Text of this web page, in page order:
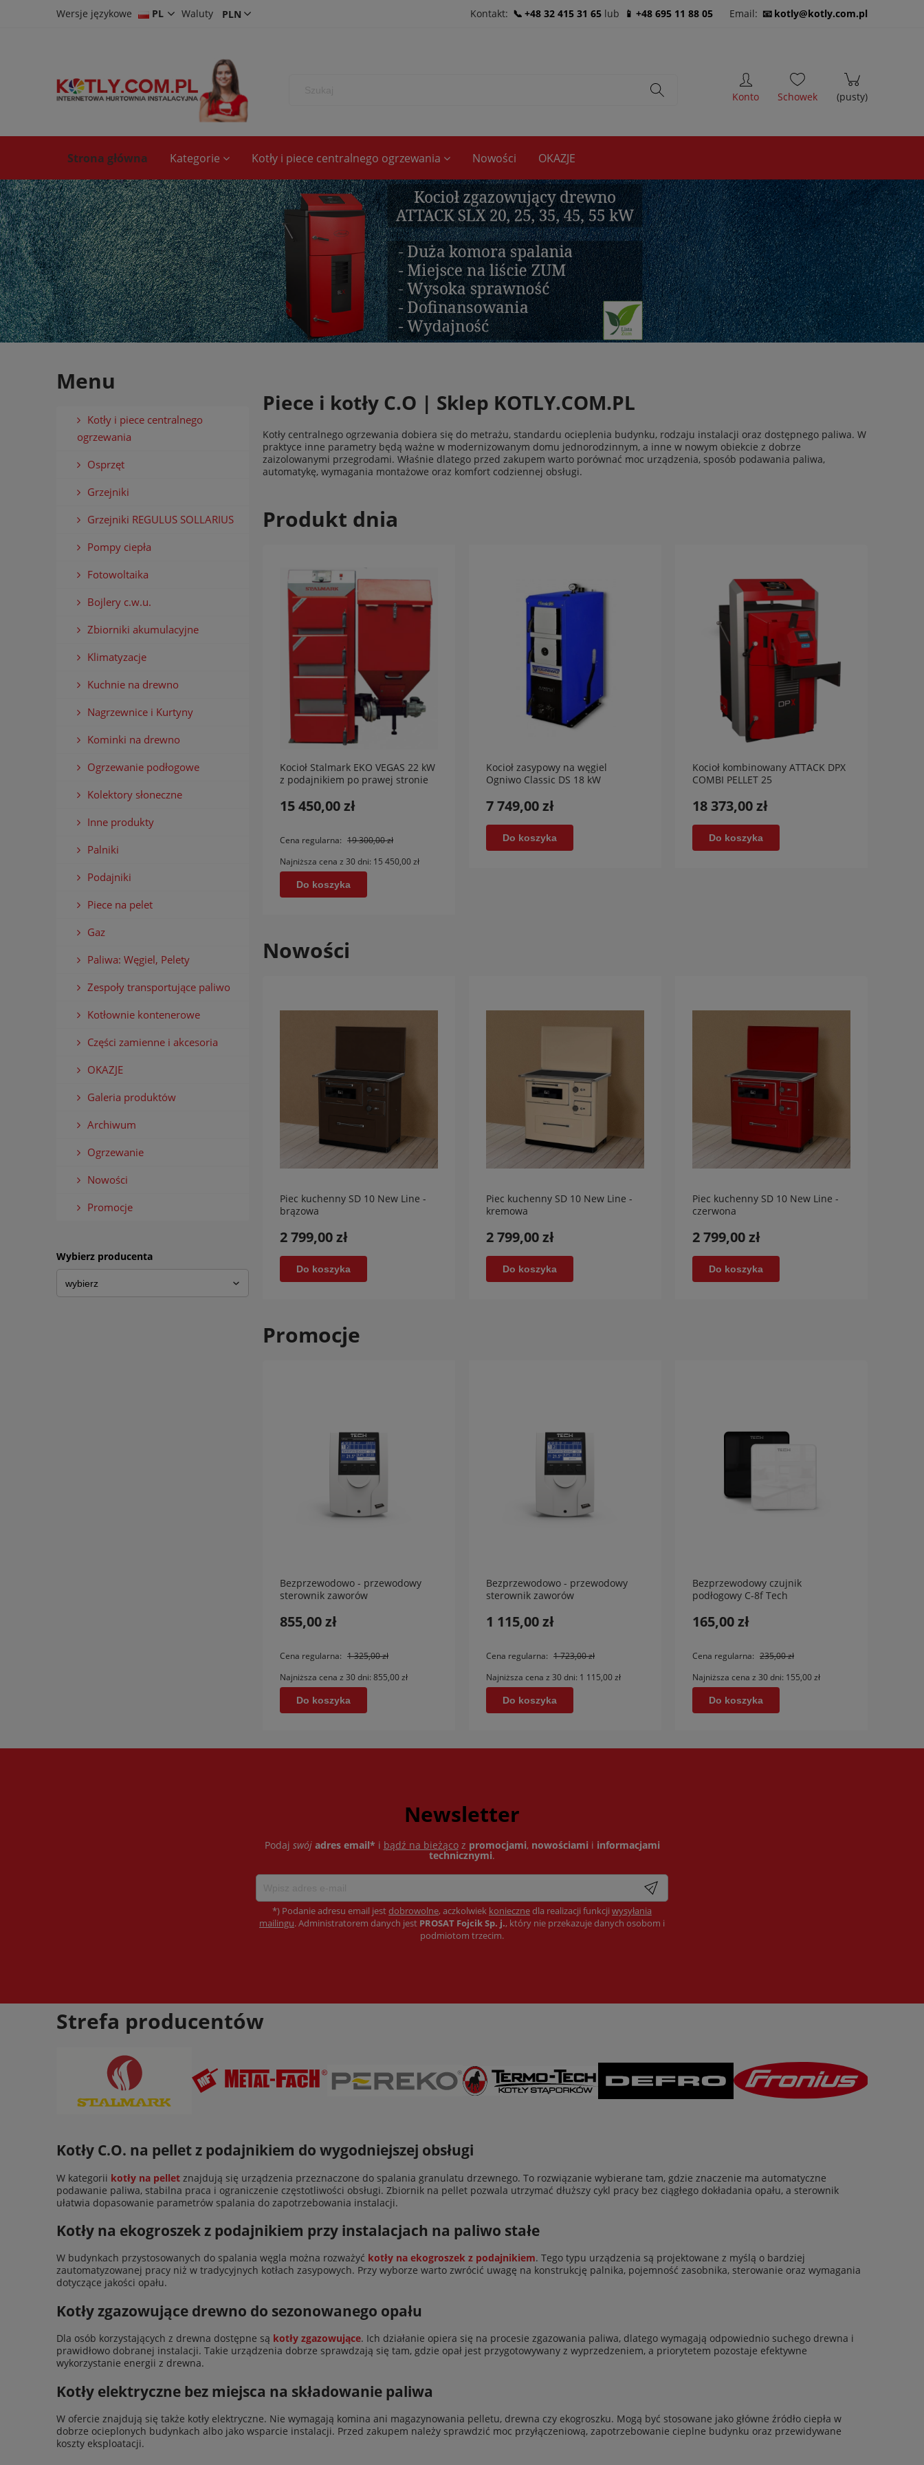
Wersje językowe
PL Waluty Kontakt: +48 32 415 31 65 lub +48 695 11 88 05 Email: kotly@kotly.com.pl
Strona główna Kategorie Kotły i piece centralnego ogrzewania Nowości OKAZJE
Menu
Kotły i piece centralnego
ogrzewania
Osprzęt
Grzejniki
Grzejniki REGULUS SOLLARIUS
Pompy ciepła
Fotowoltaika
Bojlery c.w.u.
Zbiorniki akumulacyjne
Klimatyzacje
Kuchnie na drewno
Nagrzewnice i Kurtyny
Kominki na drewno
Ogrzewanie podłogowe
Kolektory słoneczne
Inne produkty
Palniki
Podajniki
Piece na pelet
Gaz
Paliwa: Węgiel, Pelety
Zespoły transportujące paliwo
Kotłownie kontenerowe
Części zamienne i akcesoria
OKAZJE
Galeria produktów
Archiwum
Ogrzewanie
Nowości
Promocje
Wybierz producenta
Piece i kotły C.O | Sklep KOTLY.COM.PL
Kotły centralnego ogrzewania dobiera się do metrażu, standardu ocieplenia budynku, rodzaju instalacji oraz dostępnego paliwa. W
praktyce inne parametry będą ważne w modernizowanym domu jednorodzinnym, a inne w nowym obiekcie z dobrze
zaizolowanymi przegrodami. Właśnie dlatego przed zakupem warto porównać moc urządzenia, sposób podawania paliwa,
automatykę, wymagania montażowe oraz komfort codziennej obsługi.
Produkt dnia
Kocioł Stalmark EKO VEGAS 22 kW
z podajnikiem po prawej stronie
15 450,00 zł
Cena regularna: 19 300,00 zł
Najniższa cena z 30 dni: 15 450,00 zł
Do koszyka
Kocioł zasypowy na węgiel
Ogniwo Classic DS 18 kW
7 749,00 zł
Do koszyka
Kocioł kombinowany ATTACK DPX
COMBI PELLET 25
18 373,00 zł
Do koszyka
Nowości
Piec kuchenny SD 10 New Line -
brązowa
2 799,00 zł
Do koszyka
Piec kuchenny SD 10 New Line -
kremowa
2 799,00 zł
Do koszyka
Piec kuchenny SD 10 New Line -
czerwona
2 799,00 zł
Do koszyka
Promocje
Bezprzewodowo - przewodowy
sterownik zaworów
855,00 zł
Cena regularna: 1 325,00 zł
Najniższa cena z 30 dni: 855,00 zł
Do koszyka
Bezprzewodowo - przewodowy
sterownik zaworów
EU
1 115,00 zł
Cena regularna: 1 723,00 zł
Najniższa cena z 30 dni: 1 115,00 zł
Do koszyka
Bezprzewodowy czujnik
podłogowy C-8f Tech
165,00 zł
Cena regularna: 235,00 zł
Najniższa cena z 30 dni: 155,00 zł
Do koszyka
Newsletter
Podaj swój adres email* i bądź na bieżącoz promocjami, nowościami i informacjami
technicznymi.
*) Podanie adresu email jestdobrowolne, aczkolwiek koniecznedla realizacji funkcji wysyłania
mailingu. Administratorem danych jest PROSAT Fojcik Sp. j., który nie przekazuje danych osobom i
podmiotom trzecim.
Strefa producentów
Kotły C.O. na pellet z podajnikiem do wygodniejszej obsługi
W kategorii kotły na pellet znajdują się urządzenia przeznaczone do spalania granulatu drzewnego. To rozwiązanie wybierane tam, gdzie znaczenie ma automatyczne
podawanie paliwa, stabilna praca i ograniczenie częstotliwości obsługi. Zbiornik na pellet pozwala utrzymać dłuższy cykl pracy bez ciągłego dokładania opału, a sterownik
ułatwia dopasowanie parametrów spalania do zapotrzebowania instalacji.
Kotły na ekogroszek z podajnikiem przy instalacjach na paliwo stałe
W budynkach przystosowanych do spalania węgla można rozważyć kotły na ekogroszek z podajnikiem. Tego typu urządzenia są projektowane z myślą o bardziej
zautomatyzowanej pracy niż w tradycyjnych kotłach zasypowych. Przy wyborze warto zwrócić uwagę na konstrukcję palnika, pojemność zasobnika, sterowanie oraz wymagania
dotyczące jakości opału.
Kotły zgazowujące drewno do sezonowanego opału
Dla osób korzystających z drewna dostępne są kotły zgazowujące. Ich działanie opiera się na procesie zgazowania paliwa, dlatego wymagają odpowiednio suchego drewna i
prawidłowo dobranej instalacji. Takie urządzenia dobrze sprawdzają się tam, gdzie opał jest przygotowywany z wyprzedzeniem, a priorytetem pozostaje efektywne
wykorzystanie energii z drewna.
Kotły elektryczne bez miejsca na składowanie paliwa
W ofercie znajdują się także kotły elektryczne. Nie wymagają komina ani magazynowania pelletu, drewna czy ekogroszku. Mogą być stosowane jako główne źródło ciepła w
dobrze ocieplonych budynkach albo jako wsparcie instalacji. Przed zakupem należy sprawdzić moc przyłączeniową, zapotrzebowanie cieplne budynku oraz przewidywane
koszty eksploatacji.